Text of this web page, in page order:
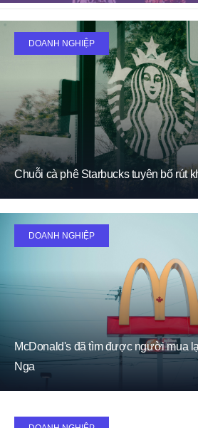
DOANH NGHIỆP
Chuỗi cà phê Starbucks tuyên bố rút
DOANH NGHIỆP
McDonald's đã tìm được người mua
Nga